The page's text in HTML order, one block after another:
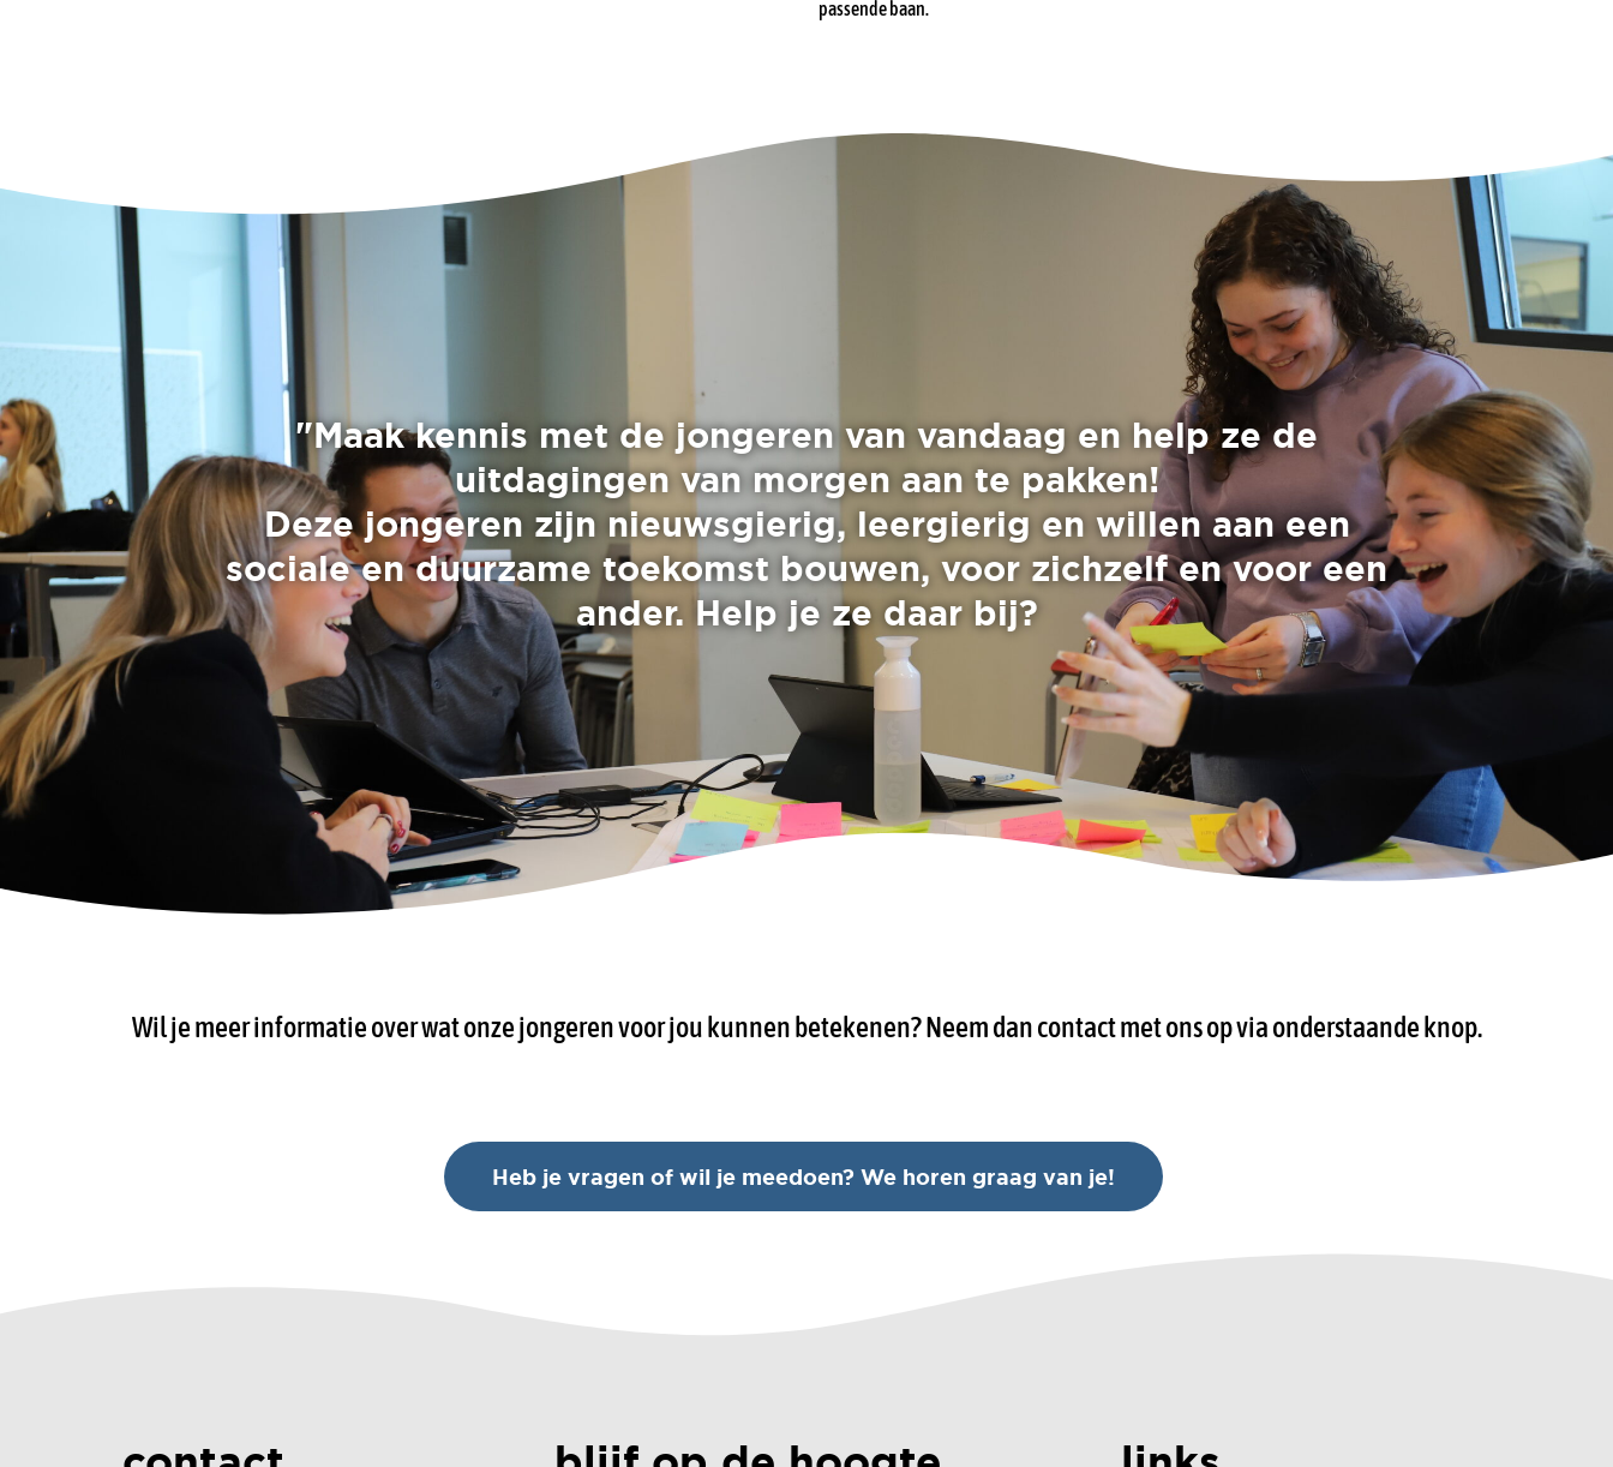
passende baan.
"Maak kennis met de jongeren van vandaag en help ze de
uitdagingen van morgen aan te pakken!
Deze jongeren zijn nieuwsgierig, leergierig en willen aan een
sociale en duurzame toekomst bouwen, voor zichzelf en voor een
ander. Help je ze daar bij?
Wil je meer informatie over wat onze jongeren voor jou kunnen betekenen? Neem dan contact met ons op via onderstaande knop.
Heb je vragen of wil je meedoen? We horen graag van je!